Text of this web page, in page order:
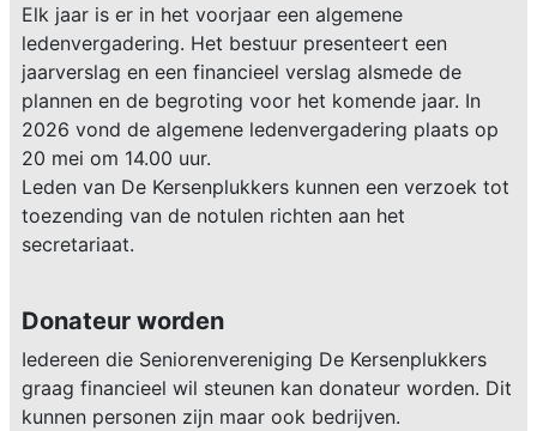
Elk jaar is er in het voorjaar een algemene
ledenvergadering. Het bestuur presenteert een
jaarverslag en een financieel verslag alsmede de
plannen en de begroting voor het komende jaar. In
2026 vond de algemene ledenvergadering plaats op
20 mei om 14.00 uur.
Leden van De Kersenplukkers kunnen een verzoek tot
toezending van de notulen richten aan het
secretariaat.
Donateur worden
Iedereen die Seniorenvereniging De Kersenplukkers
graag financieel wil steunen kan donateur worden. Dit
kunnen personen zijn maar ook bedrijven.